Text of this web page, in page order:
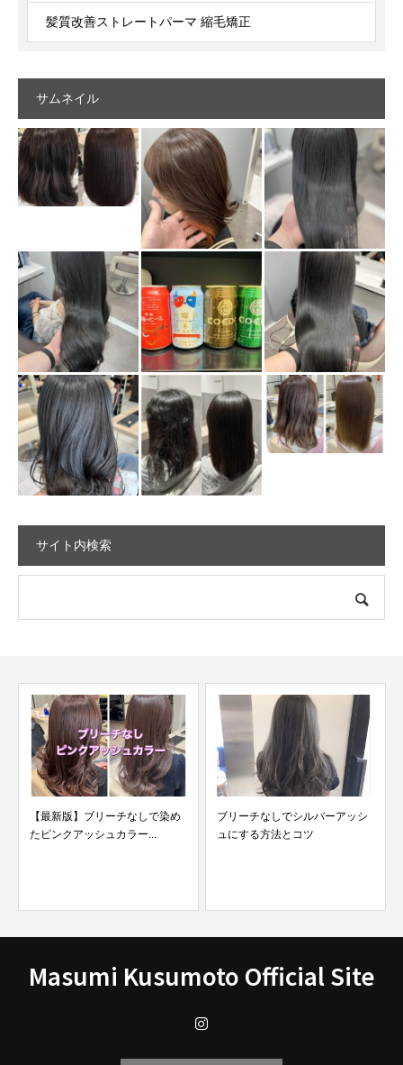
髪質改善ストレートパーマ 縮毛矯正
サムネイル
サイト内検索
ブリーチなしでシルバーアッシ
ュにする方法とコツ
ブリーチした髪にパーマして失
敗した髪を直します。
Masumi Kusumoto Official Site